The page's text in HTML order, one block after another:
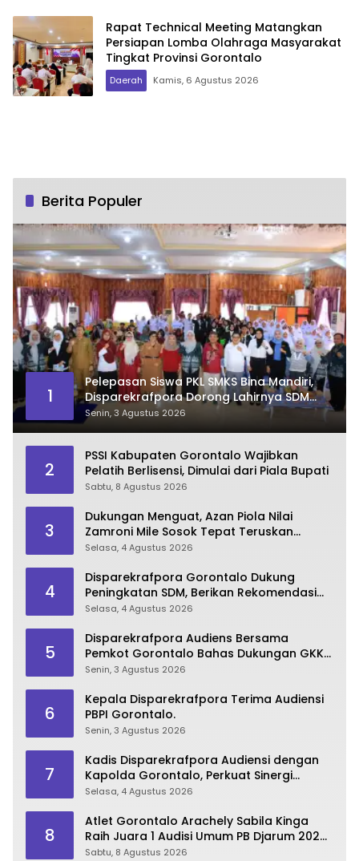
Rapat Technical Meeting Matangkan
Persiapan Lomba Olahraga Masyarakat
Tingkat Provinsi Gorontalo
Daerah Kamis, 6 Agustus 2026
Berita Populer
1
Pelepasan Siswa PKL SMKS Bina Mandiri,
Disparekrafpora Dorong Lahirnya SDM
Pariwisata Unggul
Senin, 3 Agustus 2026
2
PSSI Kabupaten Gorontalo Wajibkan
Pelatih Berlisensi, Dimulai dari Piala Bupati
Sabtu, 8 Agustus 2026
3
Dukungan Menguat, Azan Piola Nilai
Zamroni Mile Sosok Tepat Teruskan
Pembangunan Bone Bolango
Selasa, 4 Agustus 2026
4
Disparekrafpora Gorontalo Dukung
Peningkatan SDM, Berikan Rekomendasi
Studi S3 bagi Pegawai
Selasa, 4 Agustus 2026
5
Disparekrafpora Audiens Bersama
Pemkot Gorontalo Bahas Dukungan GKK
2026
Senin, 3 Agustus 2026
6
Kepala Disparekrafpora Terima Audiensi
PBPI Gorontalo.
Senin, 3 Agustus 2026
7
Kadis Disparekrafpora Audiensi dengan
Kapolda Gorontalo, Perkuat Sinergi
Sukseskan Gorontalo Karnaval Karawo
Selasa, 4 Agustus 2026
8
Atlet Gorontalo Arachely Sabila Kinga
Raih Juara 1 Audisi Umum PB Djarum 2026
di Makassar
Sabtu, 8 Agustus 2026